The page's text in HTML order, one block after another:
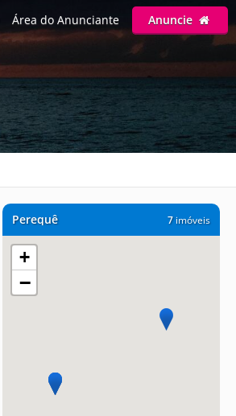
Área do Anunciante Anuncie
7imóveis
Perequê
+
−